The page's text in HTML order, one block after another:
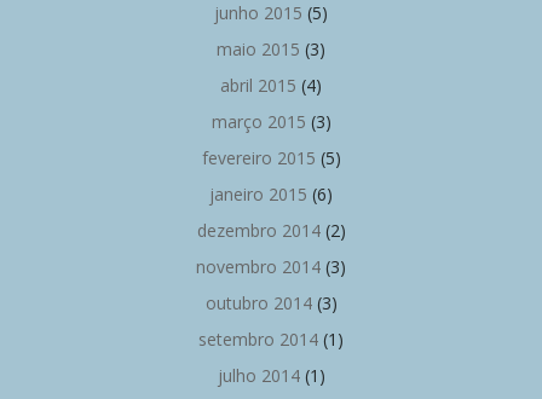
junho 2015 (5)
maio 2015 (3)
abril 2015 (4)
março 2015 (3)
fevereiro 2015 (5)
janeiro 2015 (6)
dezembro 2014(2)
novembro 2014 (3)
outubro 2014(3)
setembro 2014 (1)
julho 2014(1)